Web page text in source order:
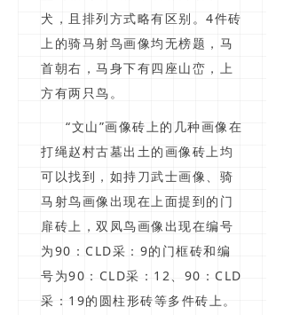
犬，且排列方式略有区别。4件砖
上的骑马射鸟画像均无榜题，马
首朝右，马身下有四座山峦，上
方有两只鸟。
“文山”画像砖上的几种画像在
打绳赵村古墓出土的画像砖上均
可以找到，如持刀武士画像、骑
马射鸟画像出现在上面提到的门
扉砖上，双凤鸟画像出现在编号
为90：CLD采：9的门框砖和编
号为90：CLD采：12、90：CLD
采：19的圆柱形砖等多件砖上。